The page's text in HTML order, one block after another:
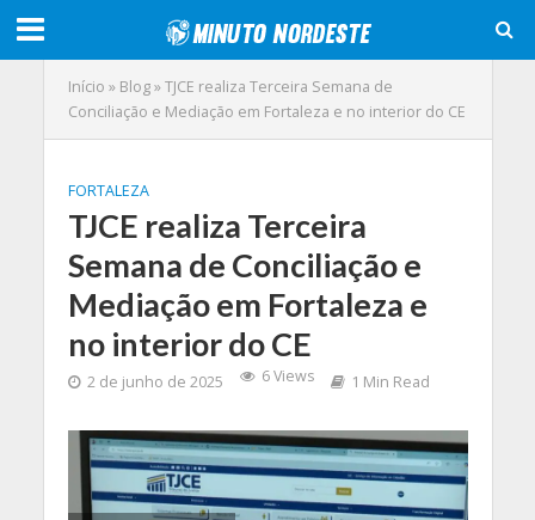
Início » Blog»TJCE realiza Terceira Semana de
Conciliação e Mediação em Fortaleza e no interior do CE
FORTALEZA
TJCE realiza Terceira
Semana de Conciliação e
Mediação em Fortaleza e
no interior do CE
2 de junho de 2025 6 Views 1 Min Read